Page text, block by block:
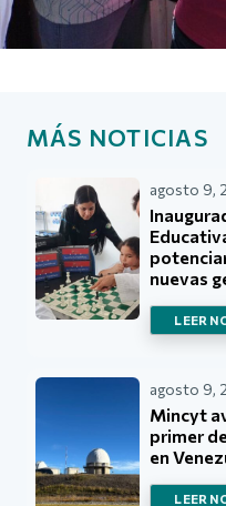
MÁS NOTICIAS
agosto 9,
nuevas
LEER
agosto 9,
Mincyt
primer
en
LEER